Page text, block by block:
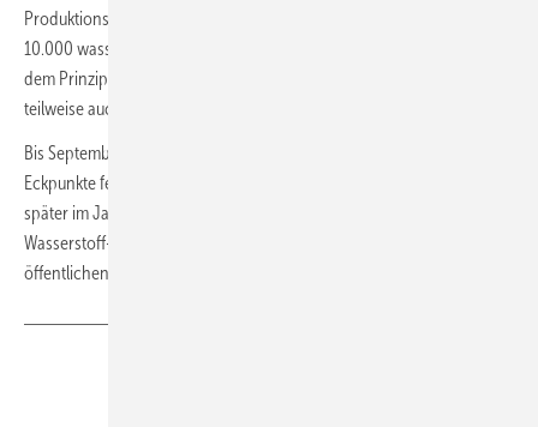
Produktionsanlagen für Wasserstoff sowie den Einsatz von bis zu
10.000 wasserstoffbetriebenen Lkw durch ein Leasing-Modell nach
dem Prinzip Pay-per-Use. Der benötigte grüne Wasserstoff soll
teilweise auch aus grünem Ammoniak gewonnen werden.
Bis September 2025 wollen die Konsortialpartner gemeinsam die
Eckpunkte festlegen, gefolgt von einer Entwicklungsvereinbarung
später im Jahr. Das Konsortium steht für weitere Stakeholder aus der
Wasserstoff-Wertschöpfungskette offen und sucht auch Kontakte zu
öffentlichen Akteuren.